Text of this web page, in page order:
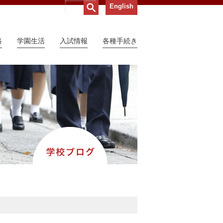
English
学園生活 入試情報 各種手続き